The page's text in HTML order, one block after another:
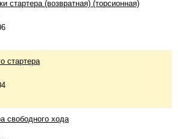
стартера (возвратная) (торсионная)
стартера
свободного хода